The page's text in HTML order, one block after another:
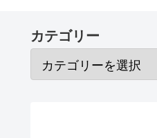
カテゴリー